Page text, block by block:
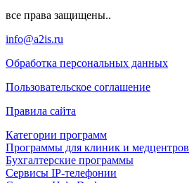
все права защищены..
info@a2is.ru
Обработка персональных данных
Пользовательское соглашение
Правила сайта
Категории программ
Программы для клиник и медцентров
Бухгалтерские программы
Сервисы IP-телефонии